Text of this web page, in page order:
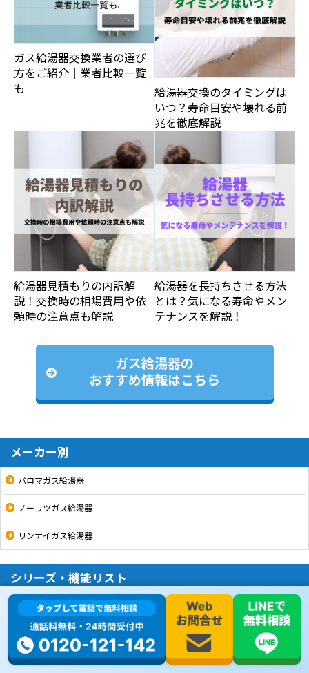
ガス給湯器交換業者の選び
方をご紹介｜業者比較一覧
も
給湯器交換のタイミングは
いつ？寿命目安や壊れる前
兆を徹底解説
給湯器見積もりの内訳解
説！交換時の相場費用や依
頼時の注意点も解説
給湯器を長持ちさせる方法
とは？気になる寿命やメン
テナンスを解説！
ガス給湯器の
おすすめ情報はこちら
メーカー別
パロマガス給湯器
ノーリツガス給湯器
リンナイガス給湯器
シリーズ・機能リスト
16号
20号
24号